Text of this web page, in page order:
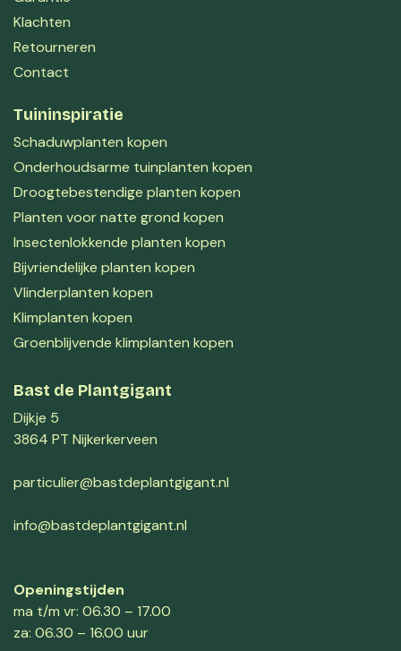
Klachten
Retourneren
Contact
Tuininspiratie
Schaduwplanten kopen
Onderhoudsarme tuinplanten kopen
Droogtebestendige planten kopen
Planten voor natte grond kopen
Insectenlokkende planten kopen
Bijvriendelijke planten kopen
Vlinderplanten kopen
Klimplanten kopen
Groenblijvende klimplanten kopen
Bast de Plantgigant
Dijkje 5
3864 PT Nijkerkerveen
particulier@bastdeplantgigant.nl
info@bastdeplantgigant.nl
Openingstijden
ma t/m vr: 06.30 – 17.00
za: 06.30 – 16.00 uur